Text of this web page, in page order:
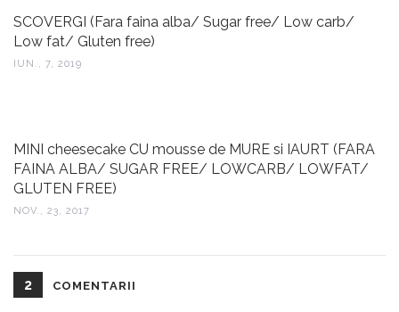
SCOVERGI (Fara faina alba/ Sugar free/ Low carb/
Low fat/ Gluten free)
IUN., 7, 2019
MINI cheesecake CU mousse de MURE si IAURT (FARA
FAINA ALBA/ SUGAR FREE/ LOWCARB/ LOWFAT/
GLUTEN FREE)
NOV., 23, 2017
2 COMENTARII